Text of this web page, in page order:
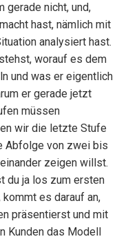
gerade nicht, und,
hast, nämlich mit
analysiert hast.
worauf es dem
und was er eigentlich
er gerade jetzt
müssen
wir die letzte Stufe
Abfolge von zwei bis
zeigen willst.
du ja los zum ersten
es darauf an,
präsentierst und mit
Kunden das Modell